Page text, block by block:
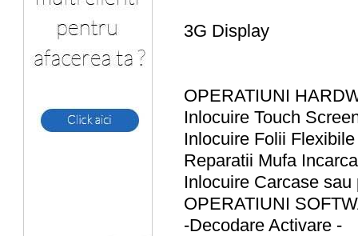
3G Display
OPERATIUNI
Inlocuire Touch
Inlocuire Folii
Reparatii Mufa
Inlocuire Carcase
OPERATIUNI
-Decodare Activare -